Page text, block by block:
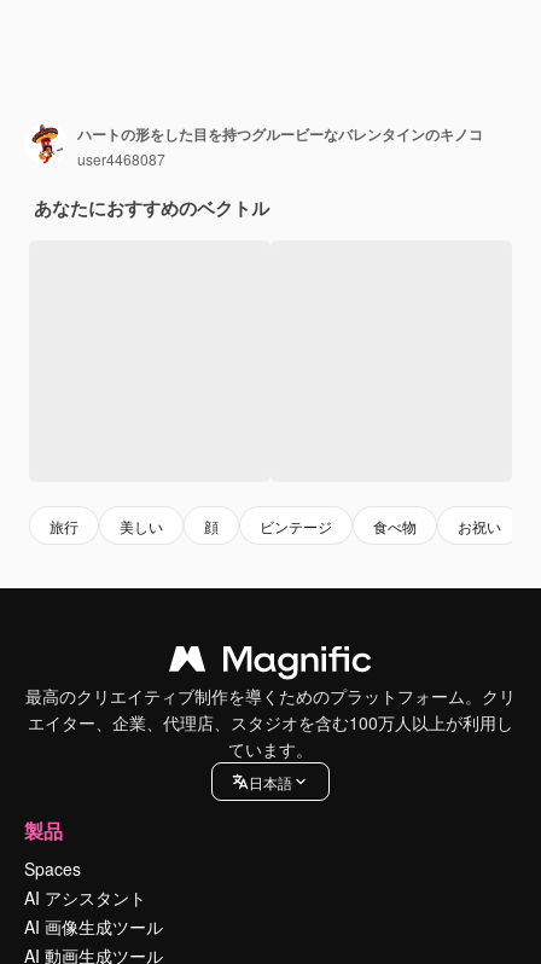
ハートの形をした目を持つグルービーなバレンタインのキノコ
user4468087
あなたにおすすめのベクトル
旅行 美しい 顔 ビンテージ 食べ物 お祝い
最高のクリエイティブ制作を導くためのプラットフォーム。クリ
エイター、企業、代理店、スタジオを含む100万人以上が利用し
ています。
日本語
製品
Spaces
AI アシスタント
AI 画像生成ツール
AI 動画生成ツール